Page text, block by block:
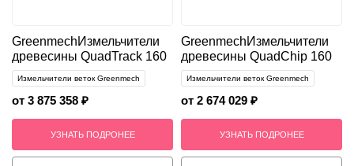
GreenmechИзмельчители
древесины QuadTrack 160
Измельчители веток Greenmech
от 3 875 358 ₽
УЗНАТЬ ПОДРОНЕЕ
GreenmechИзмельчители
древесины QuadChip 160
Измельчители веток Greenmech
от 2 674 029 ₽
УЗНАТЬ ПОДРОНЕЕ